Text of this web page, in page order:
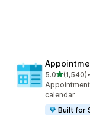
5.05つ星中
(1,540)
合計レビュー•
calendar
Built for